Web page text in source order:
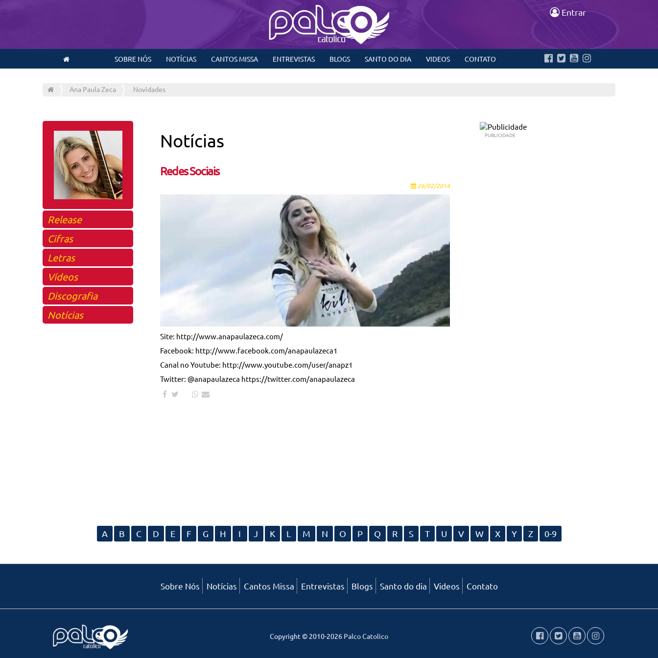
Entrar
SOBRE NÓS NOTÍCIAS CANTOS MISSA ENTREVISTAS BLOGS SANTO DO DIA VIDEOS CONTATO
Ana Paula Zeca Novidades
Release
Cifras
Letras
Vídeos
Discografia
Notícias
Notícias
Redes Sociais
26/02/2014
Site: http://www.anapaulazeca.com/
Facebook: http://www.facebook.com/anapaulazeca1
Canal no Youtube: http://www.youtube.com/user/anapz1
Twitter: @anapaulazeca https://twitter.com/anapaulazeca
PUBLICIDADE
A B C D E F G H I J K L M N O P Q R S T U V W X Y Z 0-9
Sobre Nós Notícias Cantos Missa Entrevistas Blogs Santo do dia Videos Contato
Copyright © 2010-2026 Palco Catolico